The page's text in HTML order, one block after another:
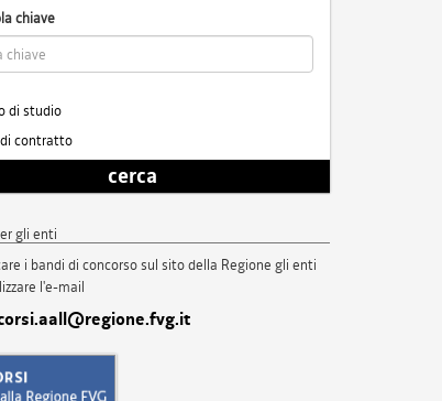
chiave
di studio
contratto
cerca
gli enti
i bandi di concorso sul sito della Regione gli enti
l'e-mail